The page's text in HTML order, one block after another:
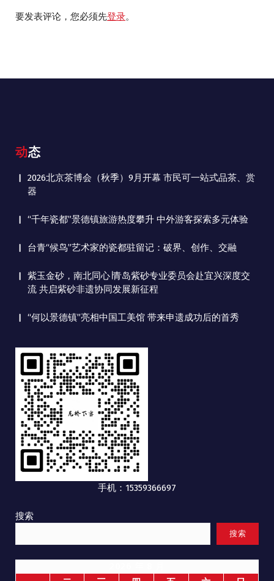
要发表评论，您必须先登录。
动态
2026北京茶博会（秋季）9月开幕 市民可一站式品茶、赏
器
“千年瓷都”景德镇旅游热度攀升 中外游客探索多元体验
台青“候鸟”艺术家的瓷都驻留记：破界、创作、交融
紫玉金砂，南北同心∣青岛紫砂专业委员会赴宜兴深度交
流 共启紫砂非遗协同发展新征程
“何以景德镇”亮相中国工美馆 带来申遗成功后的首秀
手机：15359366697
搜索
搜索